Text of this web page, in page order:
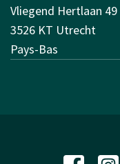
Vliegend Hertlaan 49
3526 KT Utrecht
Pays-Bas